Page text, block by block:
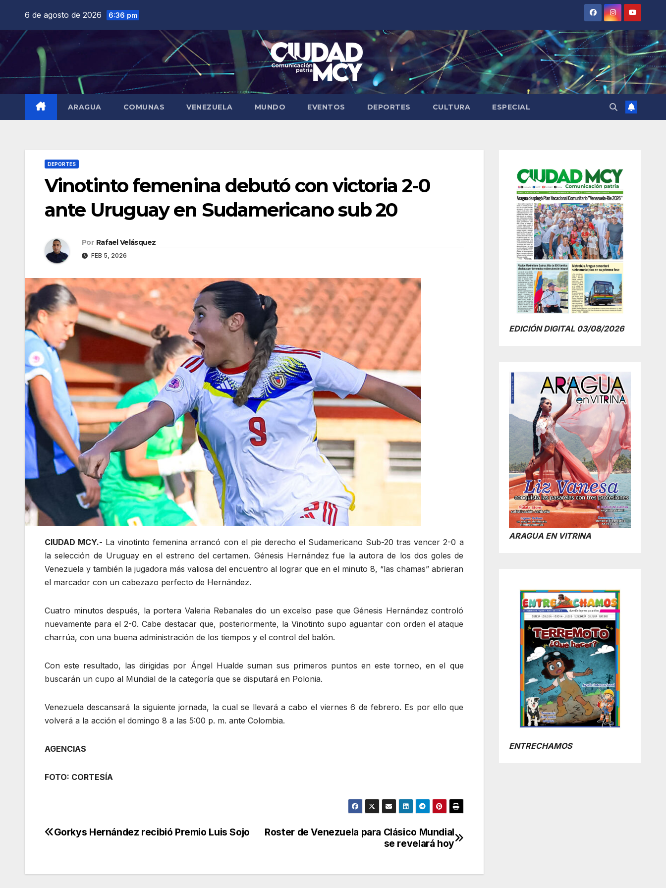
contenido
6 de agosto de 2026 6:36 pm
ARAGUA COMUNAS VENEZUELA MUNDO EVENTOS DEPORTES CULTURA ESPECIAL
DEPORTES
Vinotinto femenina debutó con victoria 2-0
ante Uruguay en Sudamericano sub 20
Por Rafael Velásquez
FEB 5, 2026
CIUDAD MCY.- La vinotinto femenina arrancó con el pie derecho el Sudamericano Sub-20 tras vencer 2-0 a
la selección de Uruguay en el estreno del certamen. Génesis Hernández fue la autora de los dos goles de
Venezuela y también la jugadora más valiosa del encuentro al lograr que en el minuto 8, “las chamas” abrieran
el marcador con un cabezazo perfecto de Hernández.
Cuatro minutos después, la portera Valeria Rebanales dio un excelso pase que Génesis Hernández controló
nuevamente para el 2-0. Cabe destacar que, posteriormente, la Vinotinto supo aguantar con orden el ataque
charrúa, con una buena administración de los tiempos y el control del balón.
Con este resultado, las dirigidas por Ángel Hualde suman sus primeros puntos en este torneo, en el que
buscarán un cupo al Mundial de la categoría que se disputará en Polonia.
Venezuela descansará la siguiente jornada, la cual se llevará a cabo el viernes 6 de febrero. Es por ello que
volverá a la acción el domingo 8 a las 5:00 p. m. ante Colombia.
AGENCIAS
FOTO: CORTESÍA
Navegación
entradas
Roster de Venezuela para Clásico Mundial
se revelará hoy
Gorkys Hernández recibió Premio Luis Sojo
EDICIÓN DIGITAL 03/08/2026
ARAGUA EN VITRINA
ENTRECHAMOS